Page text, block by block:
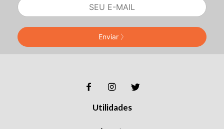
Enviar
Utilidades